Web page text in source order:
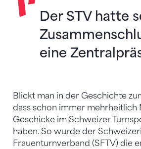
Der STV hatte
eine
Blickt man in der Geschichte
dass schon immer mehrheitlich
Geschicke im Schweizer
haben. So wurde der
Frauenturnverband (SFTV) die